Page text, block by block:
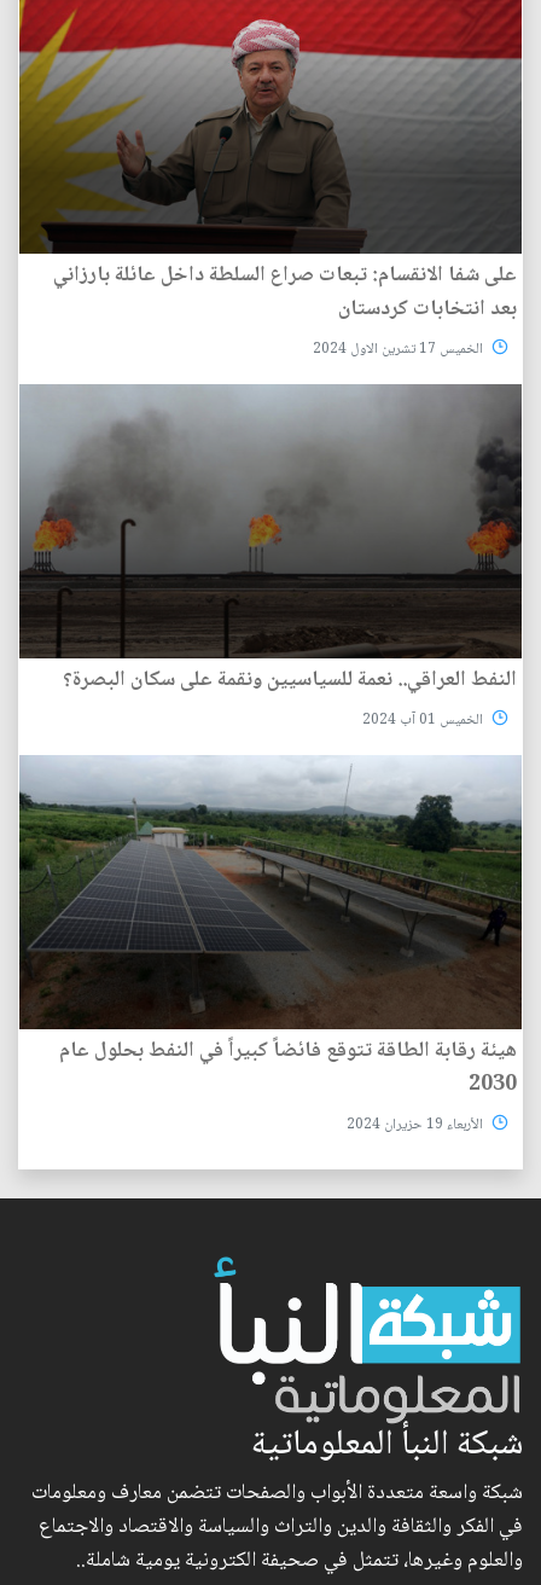
على شفا الانقسام: تبعات صراع السلطة داخل عائلة بارزاني
بعد انتخابات كردستان
الخميس 17 تشرين الاول 2024
النفط العراقي.. نعمة للسياسيين ونقمة على سكان البصرة؟
الخميس 01 آب 2024
هيئة رقابة الطاقة تتوقع فائضاً كبيراً في النفط بحلول عام
2030
الأربعاء 19 حزيران 2024
شبكة النبأ المعلوماتية
شبكة واسعة متعددة الأبواب والصفحات تتضمن معارف ومعلومات
في الفكر والثقافة والدين والتراث والسياسة والاقتصاد والاجتماع
والعلوم وغيرها، تتمثل في صحيفة الكترونية يومية شاملة..